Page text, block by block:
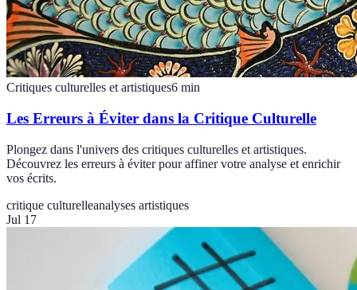
Critiques culturelles et artistiques6 min
Les Erreurs à Éviter dans la Critique Culturelle
Plongez dans l'univers des critiques culturelles et artistiques.
Découvrez les erreurs à éviter pour affiner votre analyse et enrichir
vos écrits.
critique culturelleanalyses artistiques
Jul 17